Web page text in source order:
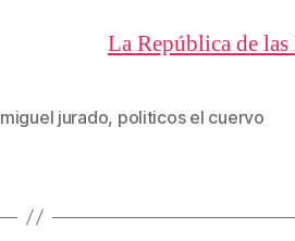
La República de las
miguel jurado, politicos el cuervo